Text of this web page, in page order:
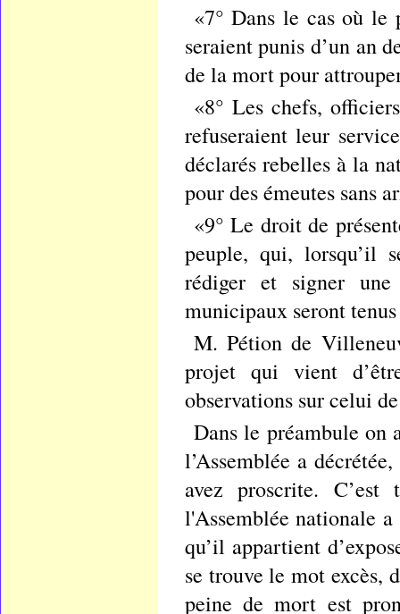
«7° Dans le cas où le
seraient punis d’un an
de la mort pour
«8° Les chefs,
refuseraient leur
déclarés rebelles à la
pour des émeutes sans
«9° Le droit de
peuple, qui, lorsqu’il
rédiger et signer
municipaux seront
M. Pétion de
projet qui vient
observations sur celui
Dans le préambule on
l’Assemblée a
avez proscrite.
l'Assemblée nationale
qu’il appartient
se trouve le mot excès,
peine de mort est